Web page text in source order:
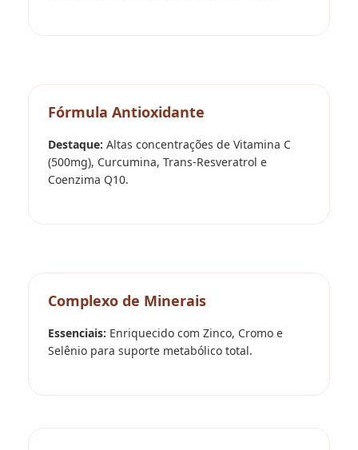
Fórmula Antioxidante
Destaque: Altas concentrações de Vitamina C
(500mg), Curcumina, Trans-Resveratrol e
Coenzima Q10.
Complexo de Minerais
Essenciais: Enriquecido com Zinco, Cromo e
Selênio para suporte metabólico total.